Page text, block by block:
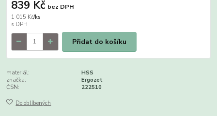
1 015 Kč/ks
839 Kč bez DPH
Přidat do košíku
materiál:
HSS
značka:
Ergozet
ČSN:
222510
Do oblíbených